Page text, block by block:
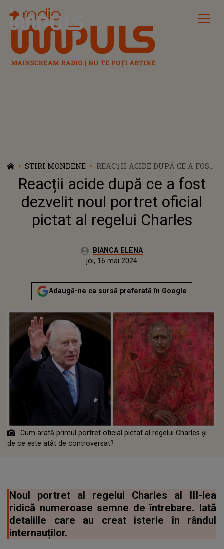
Radio Impuls
STIRI MONDENE
REACȚII ACIDE DUPĂ CE A FOST
DEZVELIT NOUL PORTRET
OFICIAL PICTAT AL REGELUI
CHARLES
Reacții acide după ce a fost
dezvelit noul portret oficial
pictat al regelui Charles
Autor:BIANCA ELENA
Publicat:
joi, 16 mai 2024
Adaugă-ne ca sursă preferată în Google
Cum arată primul portret oficial pictat al regelui Charles și
de ce este atât de controversat?
Noul portret al regelui Charles al III-lea
ridică numeroase semne de întrebare. Iată
detaliile care au creat isterie în rândul
internauților.